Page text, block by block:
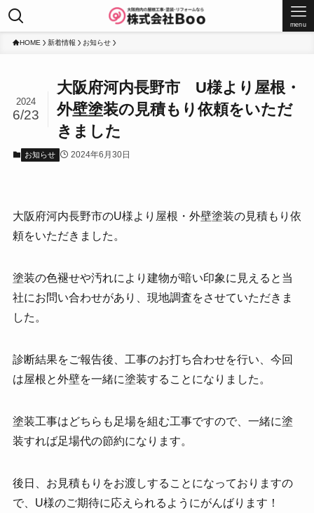
menu
HOME 新着情報 お知らせ
大阪府河内長野市 U様より屋根・
外壁塗装の見積もり依頼をいただ
きました
2024
6/23
お知らせ 2024年6月30日
大阪府河内長野市のU様より屋根・外壁塗装の見積もり依
頼をいただきました。
塗装の色褪せや汚れにより建物が暗い印象に見えると当
社にお問い合わせがあり、現地調査をさせていただきま
した。
診断結果をご報告後、工事のお打ち合わせを行い、今回
は屋根と外壁を一緒に塗装することになりました。
塗装工事はどちらも足場を組む工事ですので、一緒に塗
装すれば足場代の節約になります。
後日、お見積もりをお渡しすることになっておりますの
で、U様のご期待に応えられるようにがんばります！